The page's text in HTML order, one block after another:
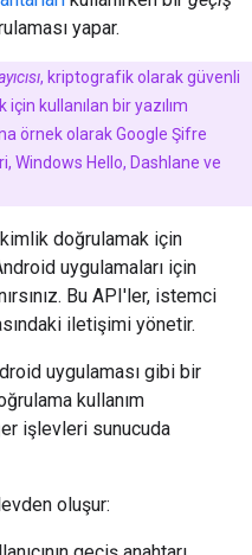
yapar.
, kriptografik olarak güvenli
kullanılan bir yazılım
örnek olarak Google Şifre
Windows Hello, Dashlane ve
doğrulamak için
uygulamaları için
Bu API'ler, istemci
iletişimi yönetir.
uygulaması gibi bir
kullanım
işlevleri sunucuda
oluşur: